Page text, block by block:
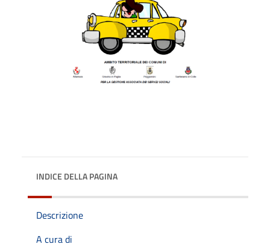
INDICE DELLA PAGINA
Descrizione
A cura di